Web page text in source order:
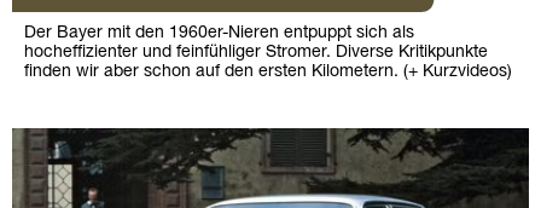
Der Bayer mit den 1960er-Nieren entpuppt sich als
hocheffizienter und feinfühliger Stromer. Diverse Kritikpunkte
finden wir aber schon auf den ersten Kilometern. (+ Kurzvideos)